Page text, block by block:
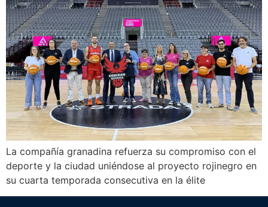
La compañía granadina refuerza su compromiso con el
deporte y la ciudad uniéndose al proyecto rojinegro en
su cuarta temporada consecutiva en la élite